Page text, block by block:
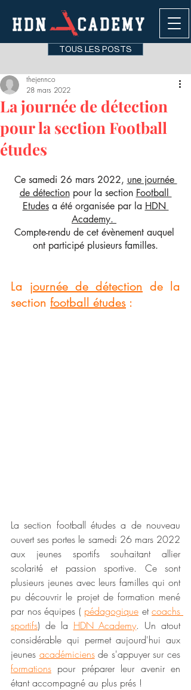
TOUS LES POSTS
La journée de détection
pour la section Football
études
thejennco
28 mars 2022
Ce samedi 26 mars 2022, une journée
de détection pour la section Football
Etudes a été organisée par la HDN
Academy.
Compte-rendu de cet évènement auquel
ont participé plusieurs familles.
La journée de détection de la
section football études :
La section football études a de nouveau
ouvert ses portes le samedi 26 mars 2022
aux jeunes sportifs souhaitant allier
scolarité et passion sportive. Ce sont
plusieurs jeunes avec leurs familles qui ont
pu découvrir le projet de formation mené
par nos équipes ( pédagogique et coachs
sportifs) de la HDN Academy. Un atout
considérable qui permet aujourd'hui aux
jeunes académiciens
formations pour préparer leur avenir en
étant accompagné au plus prés !